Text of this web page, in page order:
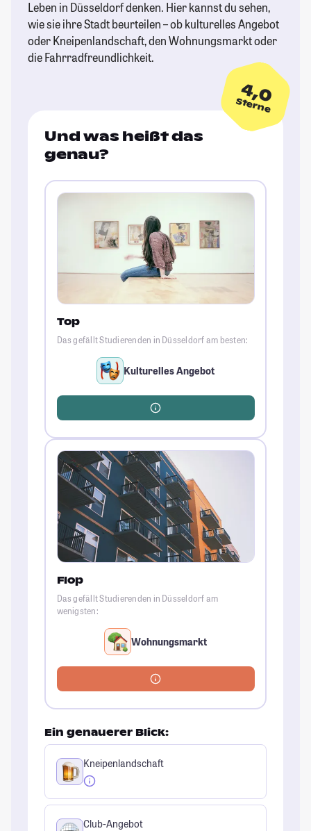
Leben in Düsseldorf denken. Hier kannst du sehen,
wie sie ihre Stadt beurteilen – ob kulturelles Angebot
oder Kneipenlandschaft, den Wohnungsmarkt oder
die Fahrradfreundlichkeit.
4,0
Sterne
Und was heißt das
genau?
Top
Das gefällt Studierenden in Düsseldorf am besten:
Kulturelles Angebot
Flop
Das gefällt Studierenden in Düsseldorf am
wenigsten:
Wohnungsmarkt
Ein genauerer Blick:
Kneipenlandschaft
Club-Angebot